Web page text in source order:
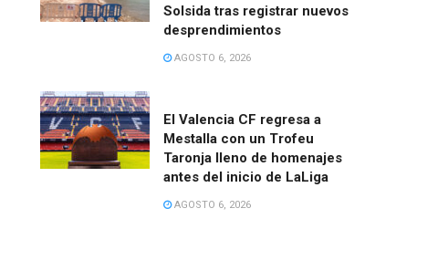
Solsida tras registrar nuevos
desprendimientos
AGOSTO 6, 2026
El Valencia CF regresa a
Mestalla con un Trofeu
Taronja lleno de homenajes
antes del inicio de LaLiga
AGOSTO 6, 2026